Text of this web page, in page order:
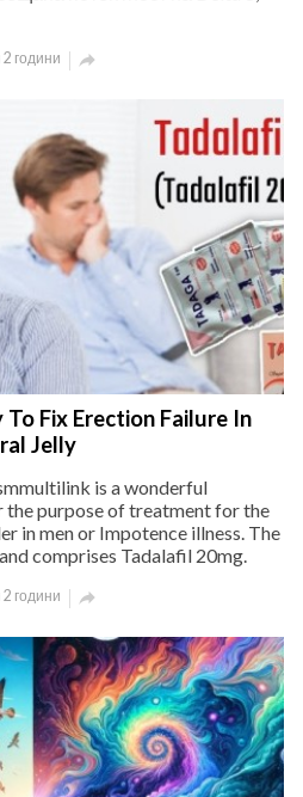
години 
Fix Erection Failure In
Jelly
is a wonderful
purpose of treatment for the
in men or Impotence illness. The
comprises Tadalafil 20mg.
години 